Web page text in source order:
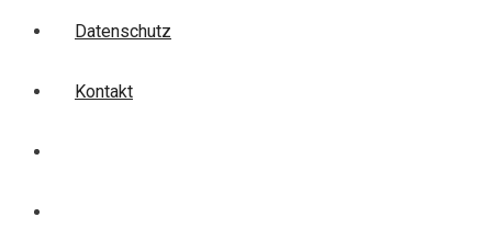
Datenschutz
Kontakt